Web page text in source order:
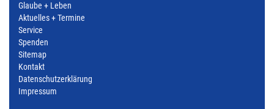
Glaube + Leben
Aktuelles + Termine
Service
Spenden
Sitemap
Kontakt
Datenschutzerklärung
Impressum